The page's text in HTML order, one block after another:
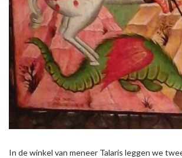
In de winkel van meneer Talaris leggen we